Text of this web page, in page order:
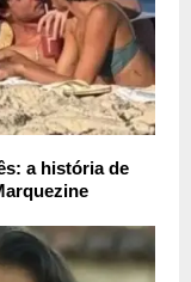
a história de